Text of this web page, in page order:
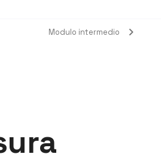
Modulo intermedio chevron_right